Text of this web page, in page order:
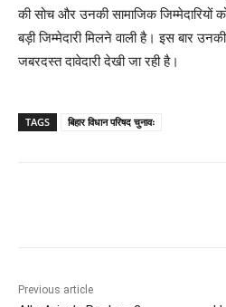
की सोच और उनकी सामाजिक जिम्मेदारियों
बड़ी जिम्मेदारी मिलने वाली है। इस बार
जबरदस्त दावेदारी देखी जा रही है।
TAGS बिहार विधान परिषद चुनावः
Previous article